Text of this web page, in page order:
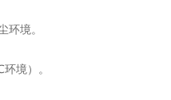
境。
境）。